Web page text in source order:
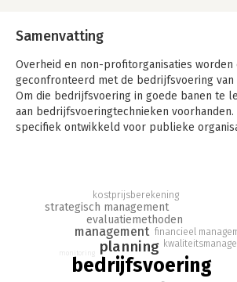
Samenvatting
Overheid en non-profitorganisaties worden
geconfronteerd met de bedrijfsvoering van
Om die bedrijfsvoering in goede banen te
aan bedrijfsvoeringtechnieken voorhanden.
specifiek ontwikkeld voor publieke
bedrijf; non-profitorganisaties zijn dat
meerdere mate, maar ook voor deze
expliciet(er) rekening moet worden
rechtsgelijkheid, zorgvuldigheid en
van het boek is de gebruiker handvatten te
bedrijfsvoering van organisaties in de
bedrijfsvoering
planning
management
evaluatiemethoden
strategisch management
kostprijsberekening
financieel
monitoring